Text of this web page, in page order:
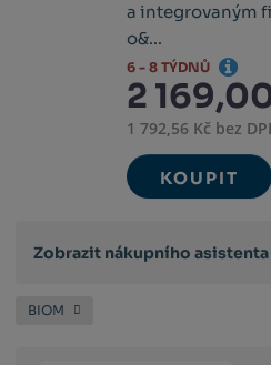
a integrovaným
o&...
6 - 8 TÝDNŮ
2
1 792,56 Kč bez
KOUPIT
Zobrazit nákupního asistenta
BIOM